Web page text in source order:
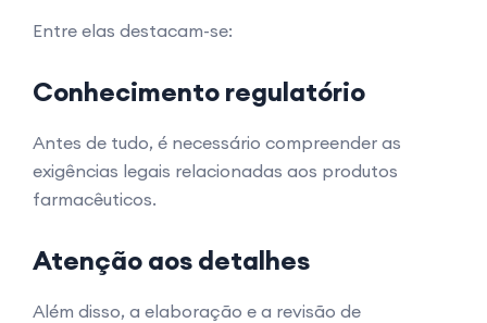
Entre elas destacam-se:
Conhecimento regulatório
Antes de tudo, é necessário compreender as
exigências legais relacionadas aos produtos
farmacêuticos.
Atenção aos detalhes
Além disso, a elaboração e a revisão de